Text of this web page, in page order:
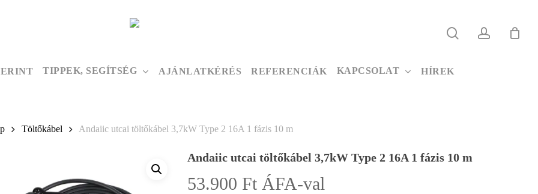
TIPPEK, SEGÍTSÉG AJÁNLATKÉRÉS REFERENCIÁK KAPCSOLAT HÍREK
Töltőkábel Andaiic utcai töltőkábel 3,7kW Type 2 16A 1 fázis 10 m
Andaiic utcai töltőkábel 3,7kW Type 2 16A 1 fázis 10 m
53.900 Ft ÁFA-val